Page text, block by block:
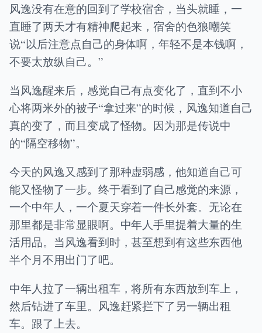
风逸没有在意的回到了学校宿舍，当头就睡，一
直睡了两天才有精神爬起来，宿舍的色狼嘲笑
说“以后注意点自己的身体啊，年轻不是本钱啊，
不要太放纵自己。”
当风逸醒来后，感觉自己有点变化了，直到不小
心将两米外的被子“拿过来”的时候，风逸知道自己
真的变了，而且变成了怪物。因为那是传说中
的“隔空移物”。
今天的风逸又感到了那种虚弱感，他知道自己可
能又怪物了一步。终于看到了自己感觉的来源，
一个中年人，一个夏天穿着一件长外套。无论在
那里都是非常显眼啊。中年人手里提着大量的生
活用品。当风逸看到时，甚至想到有这些东西他
半个月不用出门了吧。
中年人拉了一辆出租车，将所有东西放到车上，
然后钻进了车里。风逸赶紧拦下了另一辆出租
车。跟了上去。